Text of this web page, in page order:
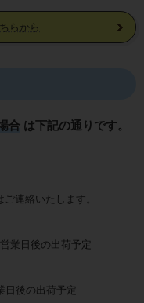
らから
合 は下記の通りです。
連絡いたします。
業日後の出荷予定
日後の出荷予定